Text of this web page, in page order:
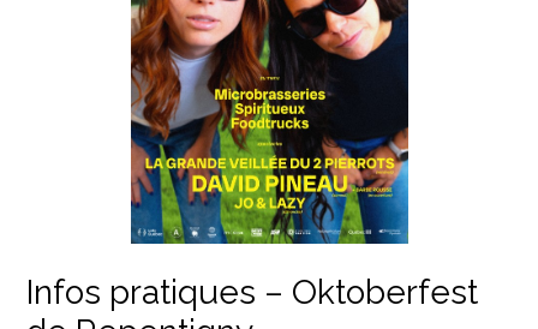
Infos pratiques – Oktoberfest